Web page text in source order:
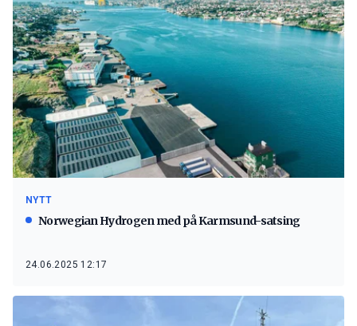
NYTT
Norwegian Hydrogen med på Karmsund-satsing
24.06.2025 12:17